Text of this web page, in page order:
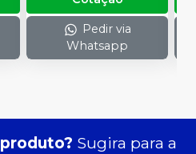
Pedir via
Whatsapp
Sugira para a